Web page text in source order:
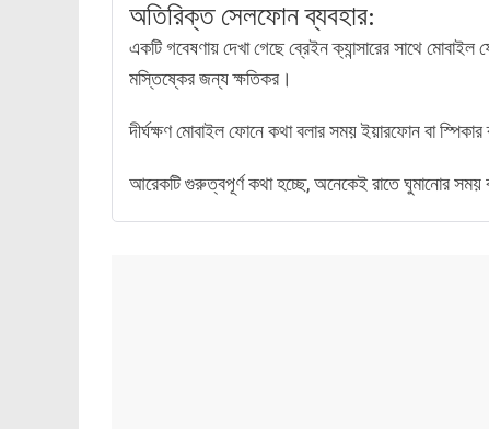
অতিরিক্ত সেলফোন ব্যবহার:
একটি গবেষণায় দেখা গেছে ব্রেইন ক্যান্সারের সাথে
মস্তিষ্কের জন্য ক্ষতিকর।
দীর্ঘক্ষণ মোবাইল ফোনে কথা বলার সময় ইয়ারফোন বা
আরেকটি গুরুত্বপূর্ণ কথা হচ্ছে, অনেকেই রাতে ঘুমানোর